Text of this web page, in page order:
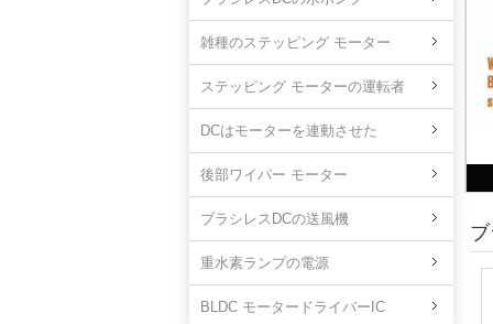
雑種のステッピング モーター
ステッピング モーターの運転者
DCはモーターを連動させた
後部ワイパー モーター
ブラシレスDCの送風機
重水素ランプの電源
BLDC モータードライバーIC